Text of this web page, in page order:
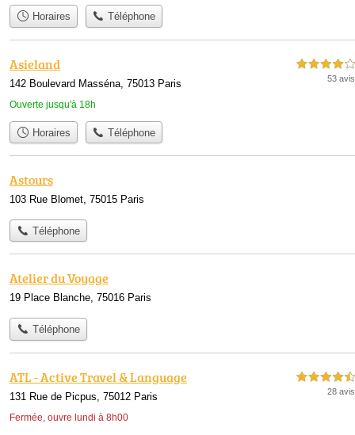
Horaires Téléphone
Asieland
142 Boulevard Masséna, 75013 Paris
Ouverte jusqu'à 18h
4,0 étoiles sur 5
53 avis
Horaires Téléphone
Astours
103 Rue Blomet, 75015 Paris
Téléphone
Atelier du Voyage
19 Place Blanche, 75016 Paris
Téléphone
ATL - Active Travel & Language
131 Rue de Picpus, 75012 Paris
Fermée, ouvre lundi à 8h00
4,5 étoiles sur 5
28 avis